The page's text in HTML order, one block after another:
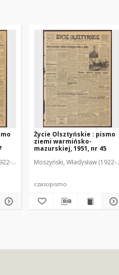
(1902-1971). Red. Osiecki, Andrzej.
2001). Red. Mroczkowski,
Życie Olsztyńskie : pismo
ziemi warmińsko-
mazurskiej, 1951, nr 45
Moszyński, Władysław (1922-
czasopismo